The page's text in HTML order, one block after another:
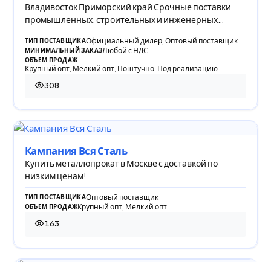
Владивосток Приморский край Срочные поставки
промышленных, строительных и инженерных
компонентов
ТИП ПОСТАВЩИКАОфициальный дилер, Оптовый поставщик
МИНИМАЛЬНЫЙ ЗАКАЗЛюбой с НДС
ОБЪЕМ ПРОДАЖ
Крупный опт, Мелкий опт, Поштучно, Под реализацию
308
308 просмотров
Кампания Вся Сталь
Купить металлопрокат в Москве с доставкой по
низким ценам!
ТИП ПОСТАВЩИКАОптовый поставщик
ОБЪЕМ ПРОДАЖКрупный опт, Мелкий опт
163
163 просмотра